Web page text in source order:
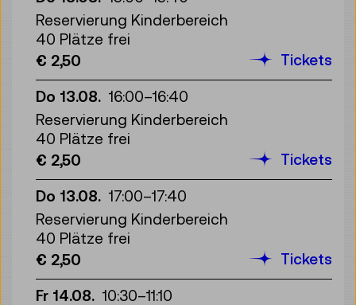
Reservierung Kinderbereich
40 Plätze frei
€ 2,50
Tickets
Do 13.08. 16:00–16:40
Reservierung Kinderbereich
40 Plätze frei
€ 2,50
Tickets
Do 13.08. 17:00–17:40
Reservierung Kinderbereich
40 Plätze frei
€ 2,50
Tickets
Fr 14.08. 10:30–11:10